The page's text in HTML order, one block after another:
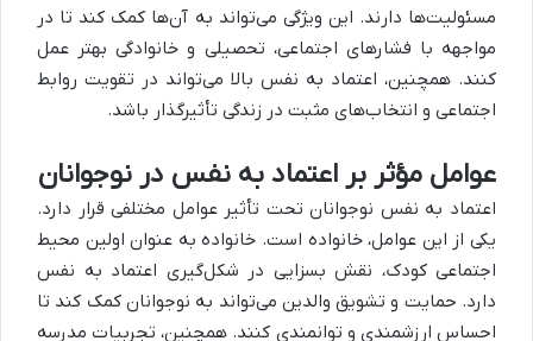
مسئولیت‌ها دارند. این ویژگی می‌تواند به آن‌ها کمک کند تا در
مواجهه با فشارهای اجتماعی، تحصیلی و خانوادگی بهتر عمل
کنند. همچنین، اعتماد به نفس بالا می‌تواند در تقویت روابط
اجتماعی و انتخاب‌های مثبت در زندگی تأثیرگذار باشد.
عوامل مؤثر بر اعتماد به نفس در نوجوانان
اعتماد به نفس نوجوانان تحت تأثیر عوامل مختلفی قرار دارد.
یکی از این عوامل، خانواده است. خانواده به عنوان اولین محیط
اجتماعی کودک، نقش بسزایی در شکل‌گیری اعتماد به نفس
دارد. حمایت و تشویق والدین می‌تواند به نوجوانان کمک کند تا
احساس ارزشمندی و توانمندی کنند. همچنین، تجربیات مدرسه